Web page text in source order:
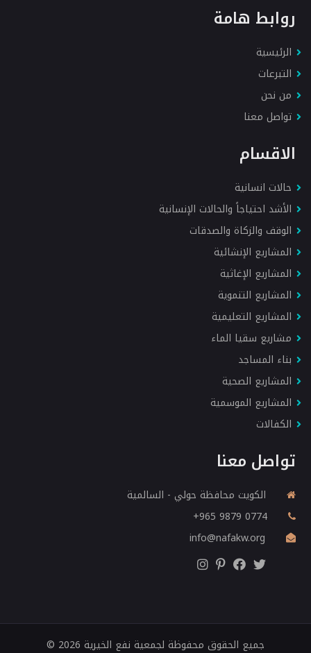
روابط هامة
الرئيسية
التبرعات
من نحن
تواصل معنا
الاقسام
حالات انسانية
الأشد احتياجاً والحالات الإنسانية
الوقف والزكاة والصدقات
المشاريع الإنشائية
المشاريع الإغاثية
المشاريع التنموية
المشاريع التعليمية
مشاريع سقيا الماء
بناء المساجد
المشاريع الصحية
المشاريع الموسمية
الكفالات
تواصل معنا
الكويت محافظة حولي - السالمية
‎+965 9879 0774
info@nafakw.org
جميع الحقوق محفوظة لجمعية نفع الخيرية